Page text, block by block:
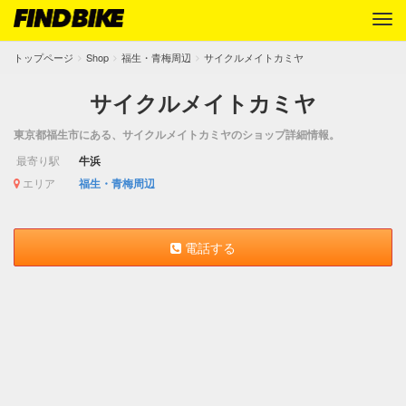
トップページ Shop 福生・青梅周辺 サイクルメイトカミヤ
サイクルメイトカミヤ
東京都福生市にある、サイクルメイトカミヤのショップ詳細情報。
最寄り駅 牛浜
エリア 福生・青梅周辺
電話する